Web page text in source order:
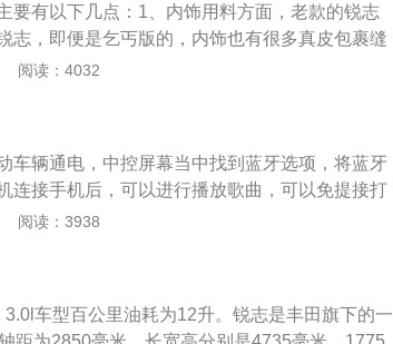
要有以下几点：1、内饰用料方面，老款的锐志
志，即便是乞丐版的，内饰也有很多真皮包裹缝
位两侧等等。织物座椅的用料也不错。再就是老
反应明显要比新锐志更灵敏一些。即便是2.5排量
应也很积极。加速和起步的时候，整体感觉更舒
锐志更好。新款锐志的转向感觉更清晰，方向
健。老款锐志的方向盘就显得特别轻。4、外观
不再详细介绍，萝卜青菜各有所爱，自己喜欢的
的详细参数，可以自行去网上查阅。
阅读：4032
车辆通电，中控屏幕当中找到蓝牙选项，将蓝牙
连接手机后，可以进行播放歌曲，可以免提接打
性，不错的配置。一汽丰田品牌旗下的锐志车型
的是手自一体变速箱，机动车辆的车身结构是一
车辆属于停产停售的状态。
阅读：3938
车型百公里油耗为12升。锐志是丰田旗下的一